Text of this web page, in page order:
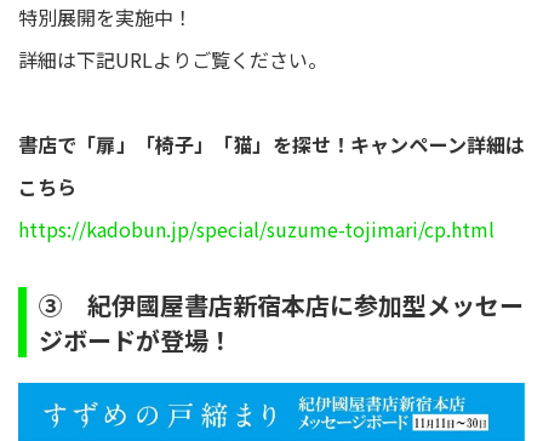
特別展開を実施中！
詳細は下記URLよりご覧ください。
書店で「扉」「椅子」「猫」を探せ！キャンペーン詳細は
こちら
https://kadobun.jp/special/suzume-tojimari/cp.html
③ 紀伊國屋書店新宿本店に参加型メッセー
ジボードが登場！